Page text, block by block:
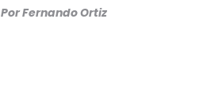
PorFernando Ortiz